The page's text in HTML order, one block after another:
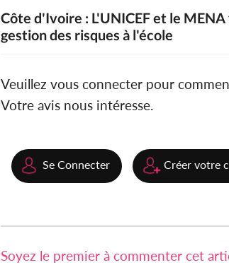
Côte d'Ivoire : L'UNICEF et le
gestion des risques à l'école
Veuillez vous connecter pour
Votre avis nous intéresse.
Se Connecter Créer votre
Soyez le premier à commenter cet